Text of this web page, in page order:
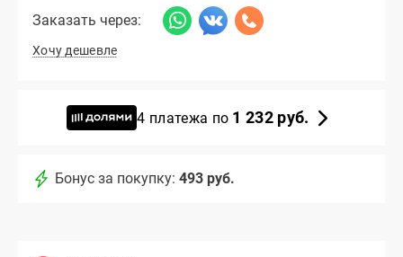
Заказать через:
Хочу дешевле
4 платежа по 1 232 руб.
Бонус за покупку: 493 руб.